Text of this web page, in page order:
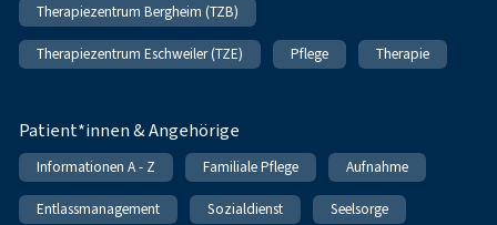
Therapiezentrum Bergheim (TZB)
Therapiezentrum Eschweiler (TZE) Pflege Therapie
Patient*innen & Angehörige
Informationen A - Z Familiale Pflege Aufnahme
Entlassmanagement Sozialdienst Seelsorge